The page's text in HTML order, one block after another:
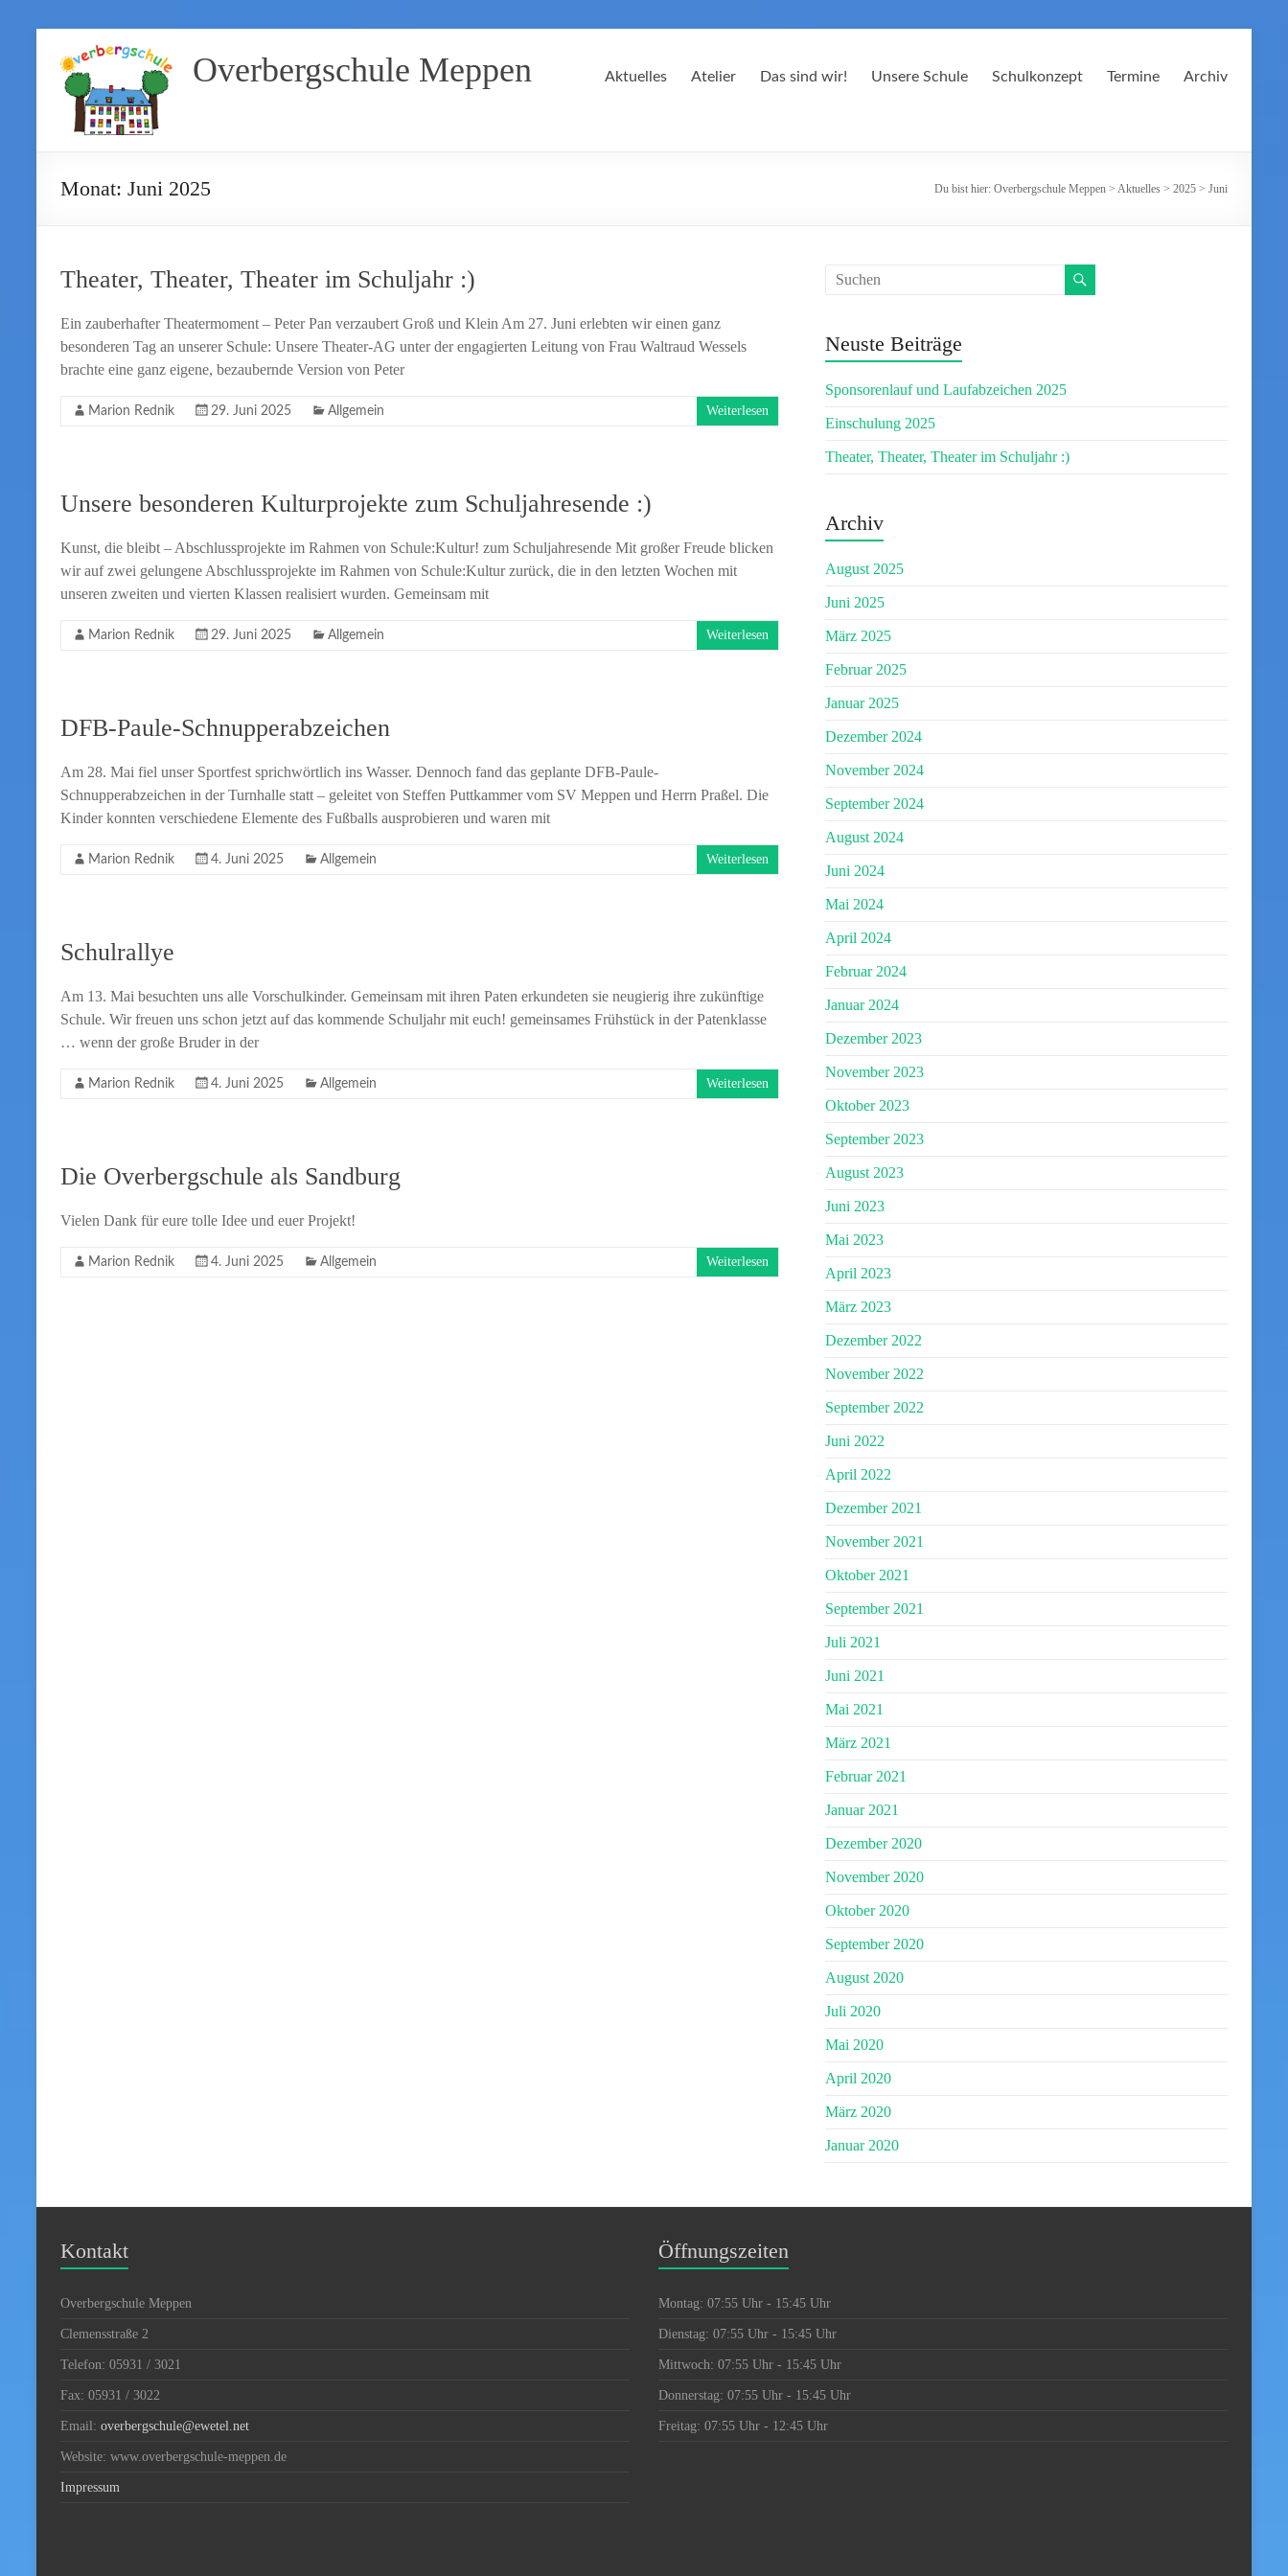
Inhalt
wechseln
Overbergschule Meppen Aktuelles Atelier Das sind wir! Unsere Schule Schulkonzept Termine Archiv
Monat: Juni 2025 Du bist hier: Overbergschule Meppen > Aktuelles > 2025 > Juni
Theater, Theater, Theater im Schuljahr :)
Ein zauberhafter Theatermoment – Peter Pan verzaubert Groß und Klein Am 27. Juni erlebten wir einen ganz
besonderen Tag an unserer Schule: Unsere Theater-AG unter der engagierten Leitung von Frau Waltraud Wessels
brachte eine ganz eigene, bezaubernde Version von Peter
Marion Rednik 29. Juni 2025 Allgemein Weiterlesen
Unsere besonderen Kulturprojekte zum Schuljahresende :)
Kunst, die bleibt – Abschlussprojekte im Rahmen von Schule:Kultur! zum Schuljahresende Mit großer Freude blicken
wir auf zwei gelungene Abschlussprojekte im Rahmen von Schule:Kultur zurück, die in den letzten Wochen mit
unseren zweiten und vierten Klassen realisiert wurden. Gemeinsam mit
Marion Rednik 29. Juni 2025 Allgemein Weiterlesen
DFB-Paule-Schnupperabzeichen
Am 28. Mai fiel unser Sportfest sprichwörtlich ins Wasser. Dennoch fand das geplante DFB-Paule-
Schnupperabzeichen in der Turnhalle statt – geleitet von Steffen Puttkammer vom SV Meppen und Herrn Praßel. Die
Kinder konnten verschiedene Elemente des Fußballs ausprobieren und waren mit
Marion Rednik 4. Juni 2025 Allgemein Weiterlesen
Schulrallye
Am 13. Mai besuchten uns alle Vorschulkinder. Gemeinsam mit ihren Paten erkundeten sie neugierig ihre zukünftige
Schule. Wir freuen uns schon jetzt auf das kommende Schuljahr mit euch! gemeinsames Frühstück in der Patenklasse
… wenn der große Bruder in der
Marion Rednik 4. Juni 2025 Allgemein Weiterlesen
Die Overbergschule als Sandburg
Vielen Dank für eure tolle Idee und euer Projekt!
Marion Rednik 4. Juni 2025 Allgemein Weiterlesen
Neuste Beiträge
Sponsorenlauf und Laufabzeichen 2025
Einschulung 2025
Theater, Theater, Theater im Schuljahr :)
Archiv
August 2025
Juni 2025
März 2025
Februar 2025
Januar 2025
Dezember 2024
November 2024
September 2024
August 2024
Juni 2024
Mai 2024
April 2024
Februar 2024
Januar 2024
Dezember 2023
November 2023
Oktober 2023
September 2023
August 2023
Juni 2023
Mai 2023
April 2023
März 2023
Dezember 2022
November 2022
September 2022
Juni 2022
April 2022
Dezember 2021
November 2021
Oktober 2021
September 2021
Juli 2021
Juni 2021
Mai 2021
März 2021
Februar 2021
Januar 2021
Dezember 2020
November 2020
Oktober 2020
September 2020
August 2020
Juli 2020
Mai 2020
April 2020
März 2020
Januar 2020
Kontakt
Overbergschule Meppen
Clemensstraße 2
Telefon: 05931 / 3021
Fax: 05931 / 3022
Email: overbergschule@ewetel.net
Website: www.overbergschule-meppen.de
Impressum
Öffnungszeiten
Montag: 07:55 Uhr - 15:45 Uhr
Dienstag: 07:55 Uhr - 15:45 Uhr
Mittwoch: 07:55 Uhr - 15:45 Uhr
Donnerstag: 07:55 Uhr - 15:45 Uhr
Freitag: 07:55 Uhr - 12:45 Uhr